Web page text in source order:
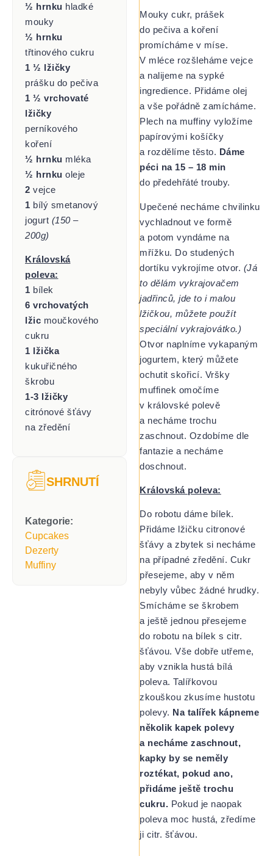
½ hrnku hladké
mouky
½ hrnku
třtinového cukru
1 ½ lžičky
prášku do pečiva
1 ½ vrchovaté
lžičky
perníkového
koření
½ hrnku mléka
½ hrnku oleje
2 vejce
1 bílý smetanový
jogurt (150 –
200g)
Královská
poleva:
1 bílek
6 vrchovatých
lžic moučkového
cukru
1 lžička
kukuřičného
škrobu
1-3 lžičky
citrónové šťávy
na zředění
SHRNUTÍ
Kategorie:
Cupcakes
Dezerty
Muffiny
Mouky cukr, prášek
do pečiva a koření
promícháme v míse.
V mléce rozšleháme vejce
a nalijeme na sypké
ingredience. Přidáme olej
a vše pořádně zamícháme.
Plech na muffiny vyložíme
papírovými košíčky
a rozdělíme těsto. Dáme
péci na 15 – 18 min
do předehřáté trouby.
Upečené necháme chvilinku
vychladnout ve formě
a potom vyndáme na
mřížku. Do studených
dortíku vykrojíme otvor. (Já
to dělám vykrajovačem
jadřinců, jde to i malou
lžičkou, můžete použít
speciální vykrajovátko.)
Otvor naplníme vykapaným
jogurtem, který můžete
ochutit skořicí. Vršky
muffinek omočíme
v královské polevě
a necháme trochu
zaschnout. Ozdobíme dle
fantazie a necháme
doschnout.
Královská poleva:
Do robotu dáme bílek.
Přidáme lžičku citronové
šťávy a zbytek si necháme
na případné zředění. Cukr
přesejeme, aby v něm
nebyly vůbec žádné hrudky.
Smícháme se škrobem
a ještě jednou přesejeme
do robotu na bílek s citr.
šťávou. Vše dobře utřeme,
aby vznikla hustá bílá
poleva. Talířkovou
zkouškou zkusíme hustotu
polevy. Na talířek kápneme
několik kapek polevy
a necháme zaschnout,
kapky by se neměly
roztékat, pokud ano,
přidáme ještě trochu
cukru. Pokud je naopak
poleva moc hustá, zředíme
ji citr. šťávou.